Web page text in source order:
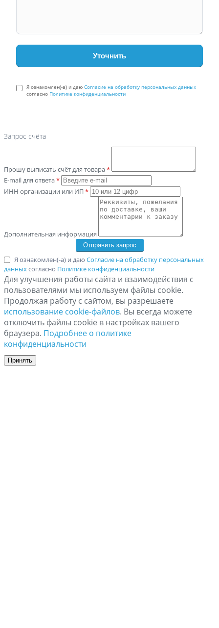
Я ознакомлен(-а) и даю Согласие на обработку персональных данных
согласно Политике конфиденциальности
Запрос счёта
Прошу выписать счёт для товара*
E-mail для ответа*
ИНН организации или ИП*
Дополнительная информация
Я ознакомлен(-а) и даю Согласие на обработку персональных
данныхсогласно Политике конфиденциальности
Для улучшения работы сайта и взаимодействия с
пользователями мы используем файлы cookie.
Продолжая работу с сайтом, вы разрешаете
использование cookie-файлов. Вы всегда можете
отключить файлы cookie в настройках вашего
браузера. Подробнее о политике
конфиденциальности
Принять